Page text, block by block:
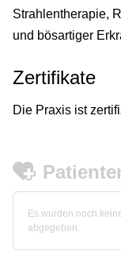
Strahlentherapie,
und bösartiger
Zertifikate
Die Praxis ist
Es wurden noch
abgegeben.